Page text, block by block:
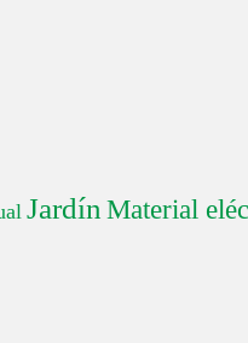
Jardín Material